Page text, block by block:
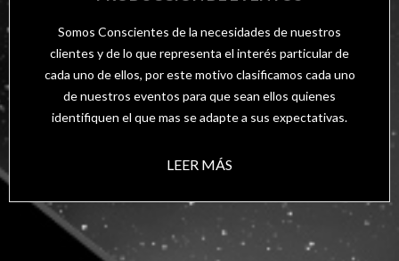
Somos Conscientes de la necesidades de nuestros
clientes y de lo que representa el interés particular de
cada uno de ellos, por este motivo clasificamos cada uno
de nuestros eventos para que sean ellos quienes
identifiquen el que mas se adapte a sus expectativas.
LEER MÁS